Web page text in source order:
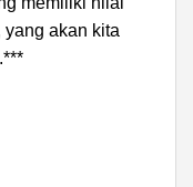
akan kita